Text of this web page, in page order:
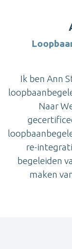
Ik ben Ann
Naar
re-
begeleiden
maken